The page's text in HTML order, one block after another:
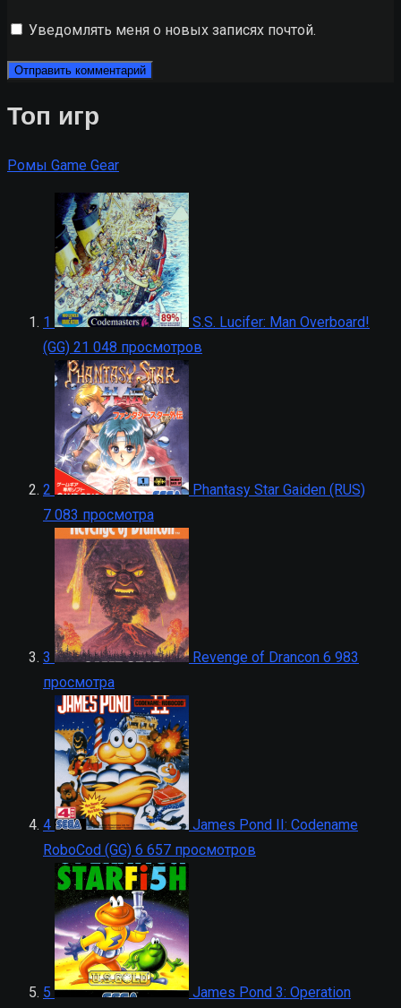
Уведомлять меня о новых записях почтой.
Топ игр
Ромы Game Gear
1
S.S. Lucifer: Man Overboard!
(GG) 21 048 просмотров
2
Phantasy Star Gaiden (RUS)
7 083 просмотра
3 Revenge of Drancon 6 983
просмотра
4
James Pond II: Codename
RoboCod (GG) 6 657 просмотров
5 James Pond 3: Operation